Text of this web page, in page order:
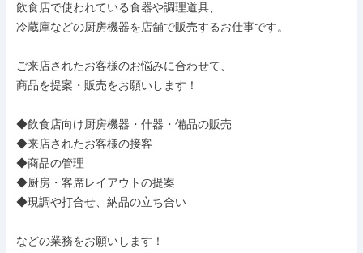
飲食店で使われている食器や調理道具、
冷蔵庫などの厨房機器を店舗で販売するお仕事です。
ご来店されたお客様のお悩みに合わせて、
商品を提案・販売をお願いします！
◆飲食店向け厨房機器・什器・備品の販売
◆来店されたお客様の接客
◆商品の管理
◆厨房・客席レイアウトの提案
◆現調や打合せ、納品の立ち合い
などの業務をお願いします！